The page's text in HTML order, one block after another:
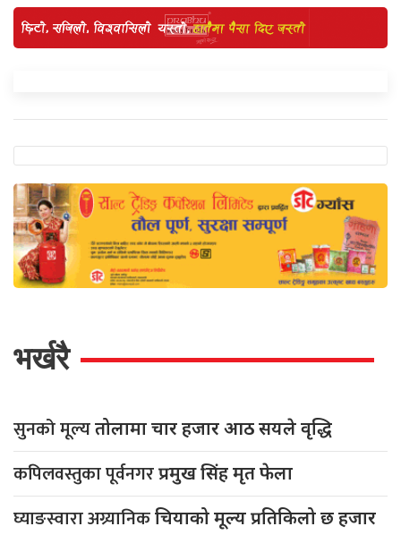
भर्खरै
सुनको मूल्यतोलामा चार हजार आठ सयले वृद्धि
कपिलवस्तुका पूर्वनगरप्रमुख सिंह मृत फेला
घ्याङस्वारा अग्र्यानिकचियाको मूल्य प्रतिकिलो छ हजार